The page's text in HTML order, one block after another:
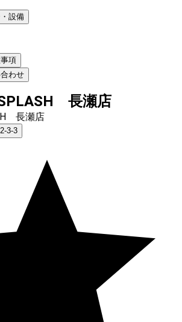
設備
項
わせ
長瀬店
長瀬店
3-3